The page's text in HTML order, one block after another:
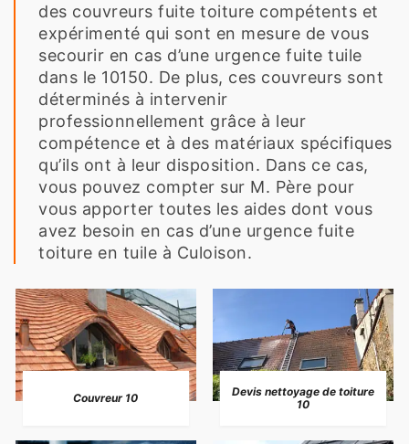
des couvreurs fuite toiture compétents et
expérimenté qui sont en mesure de vous
secourir en cas d’une urgence fuite tuile
dans le 10150. De plus, ces couvreurs sont
déterminés à intervenir
professionnellement grâce à leur
compétence et à des matériaux spécifiques
qu’ils ont à leur disposition. Dans ce cas,
vous pouvez compter sur M. Père pour
vous apporter toutes les aides dont vous
avez besoin en cas d’une urgence fuite
toiture en tuile à Culoison.
Couvreur 10
Devis nettoyage de toiture
10